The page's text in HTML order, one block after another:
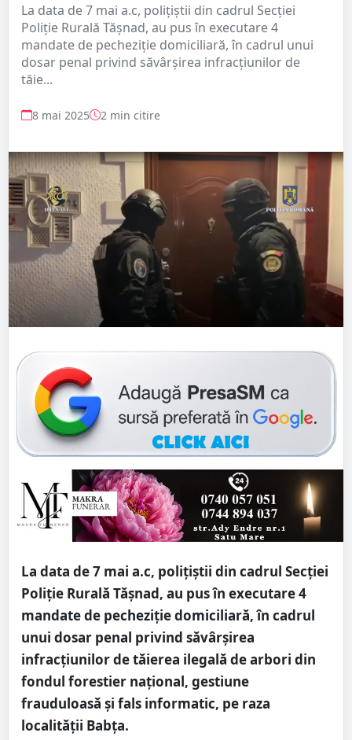
La data de 7 mai a.c, polițiștii din cadrul Secției
Poliție Rurală Tășnad, au pus în executare 4
mandate de pecheziție domiciliară, în cadrul unui
dosar penal privind săvârșirea infracțiunilor de
tăie...
8 mai 2025 2 min citire
La data de 7 mai a.c, polițiștii din cadrul Secției
Poliție Rurală Tășnad, au pus în executare 4
mandate de pecheziție domiciliară, în cadrul
unui dosar penal privind săvârșirea
infracțiunilor de tăierea ilegală de arbori din
fondul forestier național, gestiune
frauduloasă și fals informatic, pe raza
localității Babța.